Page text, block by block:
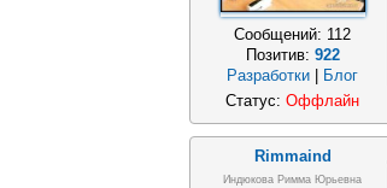
Сообщений: 112
Позитив: 922
Разработки
Блог
Статус: Оффлайн
Rimmaind
Индюкова Римма Юрьевна